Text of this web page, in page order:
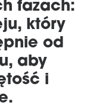
fazach:
który
od
aby
i